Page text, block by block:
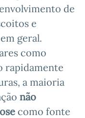
de
e
geral.
como
rapidamente
a maioria
não
como fonte